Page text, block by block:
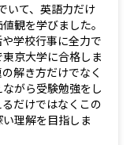
いて、英語力だけ
観を学びました。
学校行事に全力で
京大学に合格しま
解き方だけでなく
がら受験勉強をし
だけではなくこの
理解を目指しま